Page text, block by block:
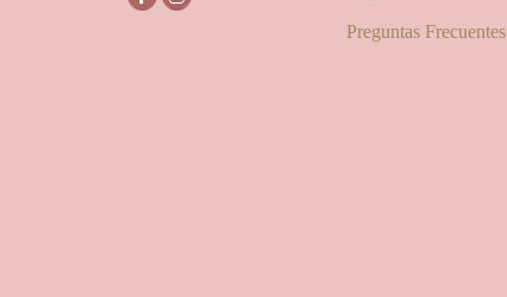
Preguntas Frecuentes